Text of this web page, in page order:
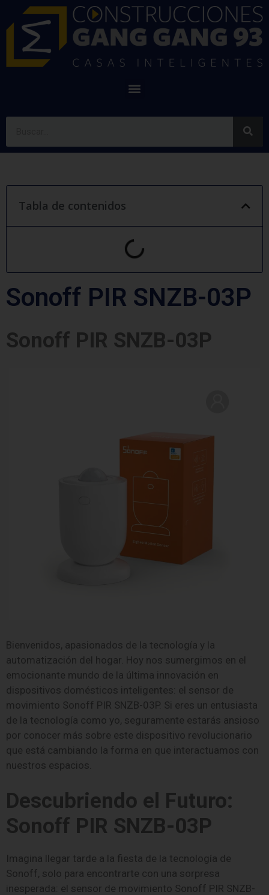
Tabla de contenidos
Sonoff PIR SNZB-03P
Sonoff PIR SNZB-03P
Bienvenidos, apasionados de la tecnología y la
automatización del hogar. Hoy nos sumergimos en el
emocionante mundo de la última innovación en
dispositivos domésticos inteligentes: el sensor de
movimiento Sonoff PIR SNZB-03P. Si eres un entusiasta
de la tecnología como yo, seguramente estarás ansioso
por conocer más sobre este dispositivo revolucionario
que está cambiando la forma en que interactuamos con
nuestros espacios.
Descubriendo el Futuro:
Sonoff PIR SNZB-03P
Imagina llegar tarde a la fiesta de la tecnología de
Sonoff, solo para encontrarte con una sorpresa
inesperada: el sensor de movimiento Sonoff PIR SNZB-